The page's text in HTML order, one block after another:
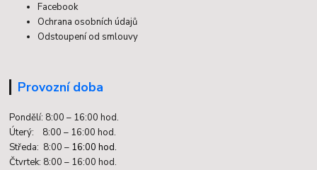
Facebook
Ochrana osobních údajů
Odstoupení od smlouvy
Provozní doba
Pondělí: 8:00 – 16:00 hod.
Úterý: 8:00 – 16:00 hod.
Středa: 8:00 – 16:00 hod.
Čtvrtek: 8:00 – 16:00 hod.